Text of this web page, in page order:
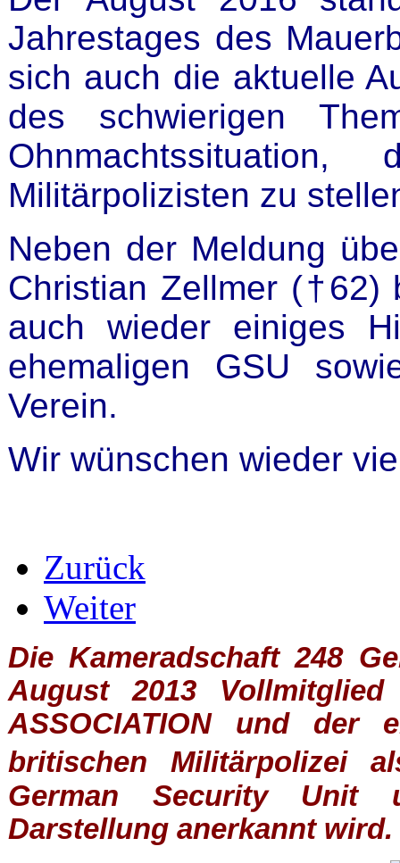
Jahrestages des
sich auch die aktuelle
des schwierigen
Militärpolizisten zu
Neben der Meldung
Christian Zellmer (†62)
auch wieder einiges
ehemaligen GSU
Verein.
Wir wünschen wieder
Zurück
Weiter
Die Kameradschaft 248
August 2013
ASSOCIATIONund der
britischen
Militärpolizei
German Security Unit
Darstellung anerkannt wird.